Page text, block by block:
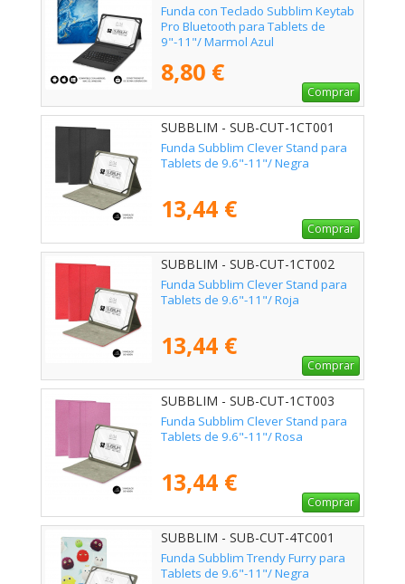
Funda con Teclado Subblim Keytab
Pro Bluetooth para Tablets de
9"-11"/ Marmol Azul
8,80 €
Comprar
SUBBLIM - SUB-CUT-1CT001
Funda Subblim Clever Stand para
Tablets de 9.6"-11"/ Negra
13,44 €
Comprar
SUBBLIM - SUB-CUT-1CT002
Funda Subblim Clever Stand para
Tablets de 9.6"-11"/ Roja
13,44 €
Comprar
SUBBLIM - SUB-CUT-1CT003
Funda Subblim Clever Stand para
Tablets de 9.6"-11"/ Rosa
13,44 €
Comprar
SUBBLIM - SUB-CUT-4TC001
Funda Subblim Trendy Furry para
Tablets de 9.6"-11"/ Negra